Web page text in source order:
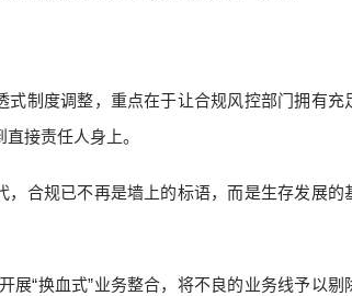
式制度调整，重点在于让合规风控部门拥有充
接责任人身上。
，合规已不再是墙上的标语，而是生存发展的
展“换血式”业务整合，将不良的业务线予以剔